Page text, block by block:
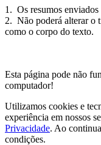
1. Os resumos enviados
2. Não poderá alterar o
como o corpo do texto.
Esta página pode não
computador!
Utilizamos cookies e
experiência em nossos
Privacidade. Ao
condições.